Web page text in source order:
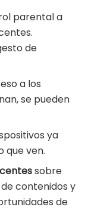
parental a
de
a los
se pueden
ya
que ven.
sobre
contenidos y
de